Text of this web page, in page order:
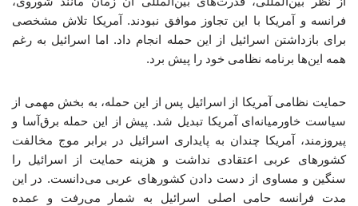
فرانسه و آمریکا با این تجاوز موافق نبودند. آمریکا تلاش مشخصی
برای بازداشتن اسرائیل از این حمله انجام داد. اما اسرائیل به رغم
همه این‌ها برنامه نظامی خود را پیش برد.
حمایت نظامی آمریکا از اسرائیل پس از این حمله، به بخش مهمی از
سیاست خاورمیانه‌ای آمریکا تبدیل شد. پیش از این حمله برق‌آسا و
پیروزمند، آمریکا چندان به پایداری اسرائیل در برابر موج مخالفت
کشورهای عربی اعتقادی نداشت و هزینه حمایت از اسرائیل را
سنگین و مساوی از دست دادن کشورهای عربی می‌دانست. در این
مدت فرانسه حامی اصلی اسرائیل به شمار می‌رفت و عمده